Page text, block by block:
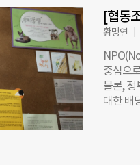
[협동
황명연
중심으
물론, 정
대한 배